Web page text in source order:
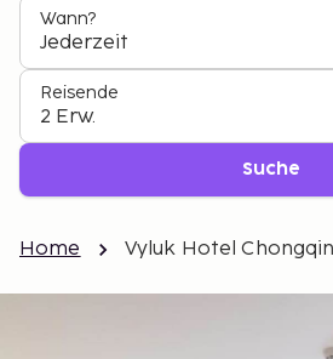
Wann?
Jederzeit
Reisende
2 Erw.
Suche
Home Vyluk Hotel